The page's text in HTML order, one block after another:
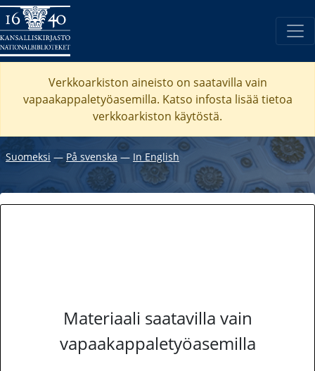
Verkkoarkiston aineisto on saatavilla vain
vapaakappaletyöasemilla. Katso infosta lisää tietoa
verkkoarkiston käytöstä.
Suomeksi ― På svenska ― In English
Materiaali saatavilla vain
vapaakappaletyöasemilla